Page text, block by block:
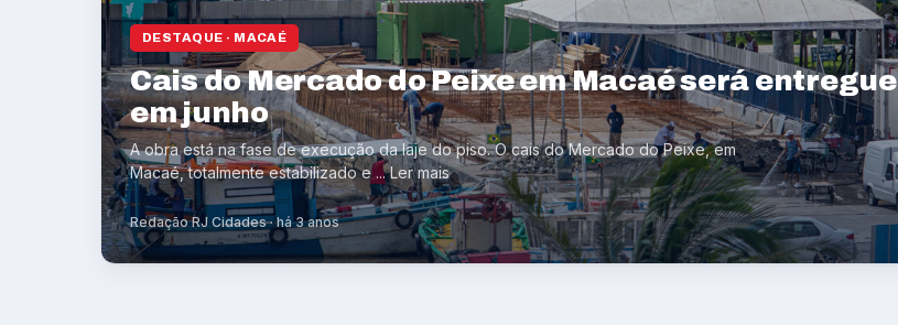
DESTAQUE · MACAÉ
Cais do Mercado do Peixe em Macaé será entregue
em junho
A obra está na fase de execução da laje do piso. O cais do Mercado do Peixe, em
Macaé, totalmente estabilizado e ... Ler mais
Redação RJ Cidades · há 3 anos